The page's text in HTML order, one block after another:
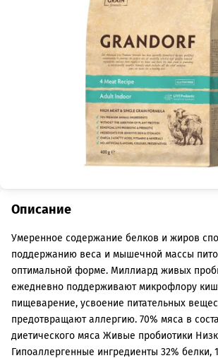
Описание
Умеренное содержание белков и жиров
поддержанию веса и мышечной массы
оптимальной форме. Миллиард живых
ежедневно поддерживают микрофлору
пищеварение, усвоение питательных
предотвращают аллергию. 70% мяса в
диетического мяса Живые пробиотики
Гипоаллергенные ингредиенты 32% белки,